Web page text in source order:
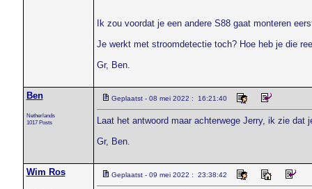
Ik zou voordat je een andere S88 gaat monteren
Je werkt met stroomdetectie toch? Hoe heb je die
Gr, Ben.
Ben
Netherlands
1017 Posts
Geplaatst - 08 mei 2022 : 16:21:40
Laat het antwoord maar achterwege Jerry, ik zie
Gr, Ben.
Wim Ros Geplaatst - 09 mei 2022 : 23:38:42